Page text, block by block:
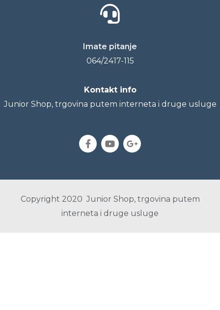
Imate pitanje
064/2417-115
Kontakt info
Junior Shop, trgovina putem interneta i druge usluge
Copyright 2020 Junior Shop, trgovina putem
interneta i druge usluge